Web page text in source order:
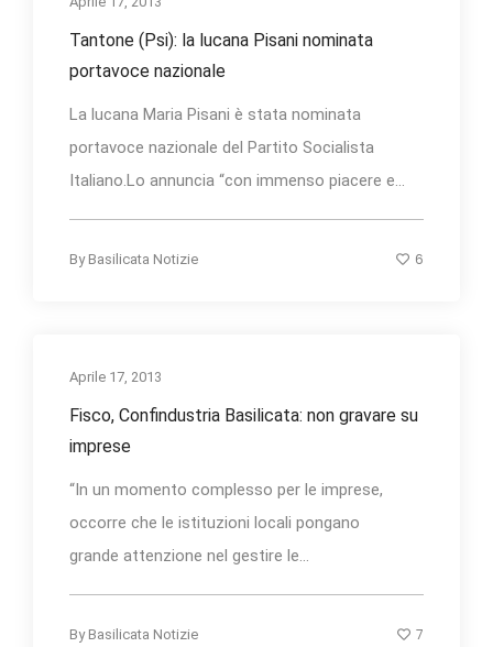
Tantone (Psi): la lucana Pisani nominata
portavoce nazionale
La lucana Maria Pisani è stata nominata
portavoce nazionale del Partito Socialista
Italiano.Lo annuncia “con immenso piacere e...
By Basilicata Notizie 6
Aprile 17, 2013
Fisco, Confindustria Basilicata: non gravare su
imprese
“In un momento complesso per le imprese,
occorre che le istituzioni locali pongano
grande attenzione nel gestire le...
By Basilicata Notizie 7